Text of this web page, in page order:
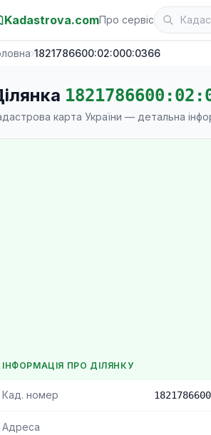
Kadastrova.comПро сервіс
›1821786600:02:000:0366
карта України — детальна
ІНФОРМАЦІЯ ПРО ДІЛЯНКУ
Кад. номер
Адреса